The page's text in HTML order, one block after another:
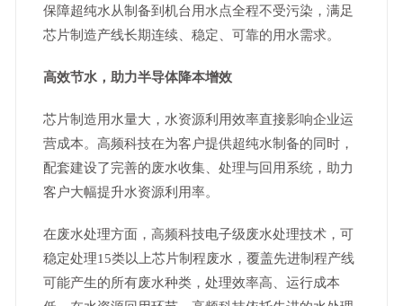
保障超纯水从制备到机台用水点全程不受污染，满足
芯片制造产线长期连续、稳定、可靠的用水需求。
高效节水，助力半导体降本增效
芯片制造用水量大，水资源利用效率直接影响企业运
营成本。高频科技在为客户提供超纯水制备的同时，
配套建设了完善的废水收集、处理与回用系统，助力
客户大幅提升水资源利用率。
在废水处理方面，高频科技电子级废水处理技术，可
稳定处理15类以上芯片制程废水，覆盖先进制程产线
可能产生的所有废水种类，处理效率高、运行成本